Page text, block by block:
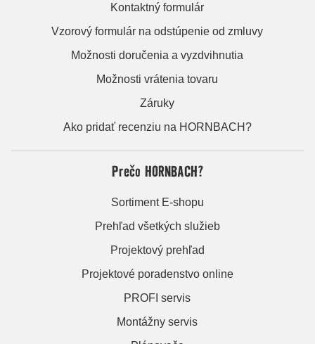
Kontaktný formulár
Vzorový formulár na odstúpenie od zmluvy
Možnosti doručenia a vyzdvihnutia
Možnosti vrátenia tovaru
Záruky
Ako pridať recenziu na HORNBACH?
Prečo HORNBACH?
Sortiment E-shopu
Prehľad všetkých služieb
Projektový prehľad
Projektové poradenstvo online
PROFI servis
Montážny servis